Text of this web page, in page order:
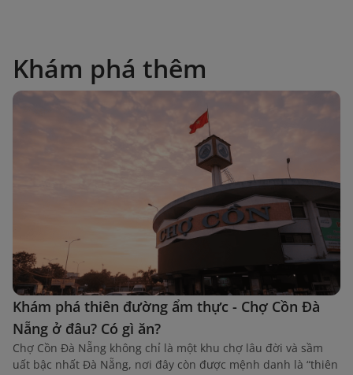
Khám phá thêm
Khám phá thiên đường ẩm thực - Chợ Cồn Đà
Nẵng ở đâu? Có gì ăn?
Chợ Cồn Đà Nẵng không chỉ là một khu chợ lâu đời và sầm
uất bậc nhất Đà Nẵng, nơi đây còn được mệnh danh là “thiên